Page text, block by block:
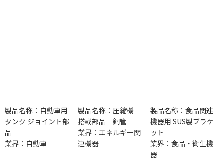
製品名称：自動車用
タンク ジョイント部
品
業界：自動車
製品名称：圧縮機
搭載部品 銅管
業界：エネルギー関
連機器
製品名称：食品関連
機器用 SUS製ブラケ
ット
業界：食品・衛生機
器